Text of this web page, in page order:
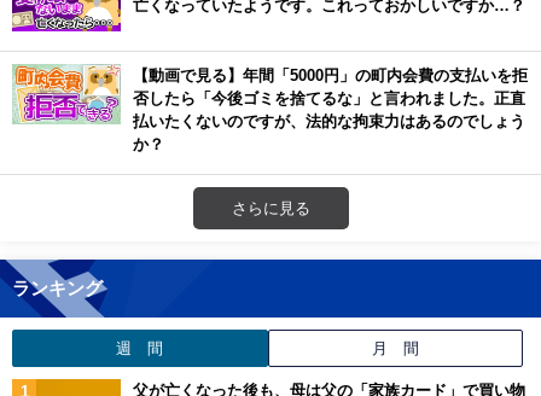
亡くなっていたようです。これっておかしいですか…？
【動画で見る】年間「5000円」の町内会費の支払いを拒
否したら「今後ゴミを捨てるな」と言われました。正直
払いたくないのですが、法的な拘束力はあるのでしょう
か？
さらに見る
ランキング
週 間 月 間
父が亡くなった後も、母は父の「家族カード」で買い物